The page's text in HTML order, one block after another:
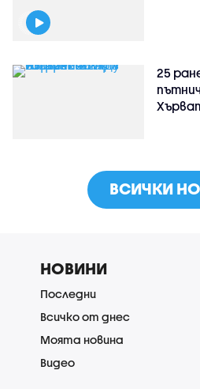
25
ВСИЧКИ
НОВИНИ
Последни
Всичко от днес
Моята новина
Видео